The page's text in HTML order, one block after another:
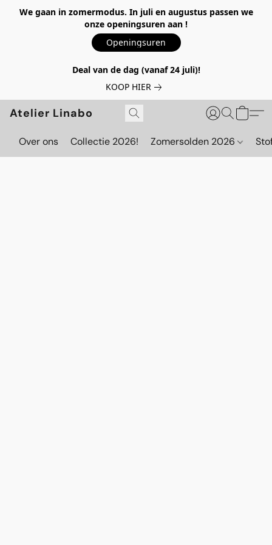
We gaan in zomermodus. In juli en augustus passen we
onze openingsuren aan !
Openingsuren
Deal van de dag (vanaf 24 juli)!
KOOP HIER
Atelier Linabo
Over ons Collectie 2026! Zomersolden 2026